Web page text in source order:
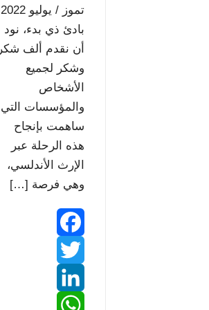
s
s
تموز / يوليو 2022
بادئ ذي بدء، نود
أن نقدم ألف شكر
وشكر لجميع
الأشخاص
والمؤسسات التي
ساهمت بإنجاح
هذه الرحلة عبر
الإرث الأندلسي،
وهي فرصة […]
F
a
c
T
w
L